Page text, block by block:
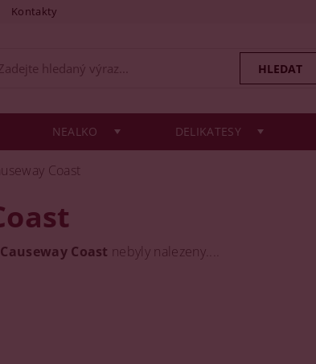
Kontakty
NEALKO DELIKATESY
Coast
Causeway Coast nebyly nalezeny....